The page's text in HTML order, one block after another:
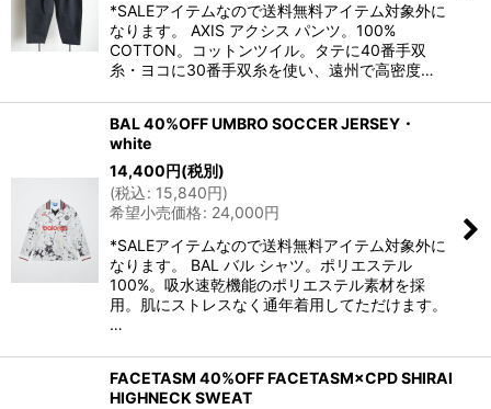
*SALEアイテムなので送料無料アイテム対象外に
なります。 AXIS アクシス パンツ。100%
COTTON。コットンツイル。タテに40番手双
糸・ヨコに30番手双糸を使い、遠州で高密度…
BAL 40%OFF UMBRO SOCCER JERSEY・
white
14,400円(税別)
(税込: 15,840円)
希望小売価格: 24,000円
*SALEアイテムなので送料無料アイテム対象外に
なります。 BAL バル シャツ。ポリエステル
100%。吸水速乾機能のポリエステル素材を採
用。肌にストレスなく通年着用してただけます。
…
FACETASM 40%OFF FACETASM×CPD SHIRAI
HIGHNECK SWEAT